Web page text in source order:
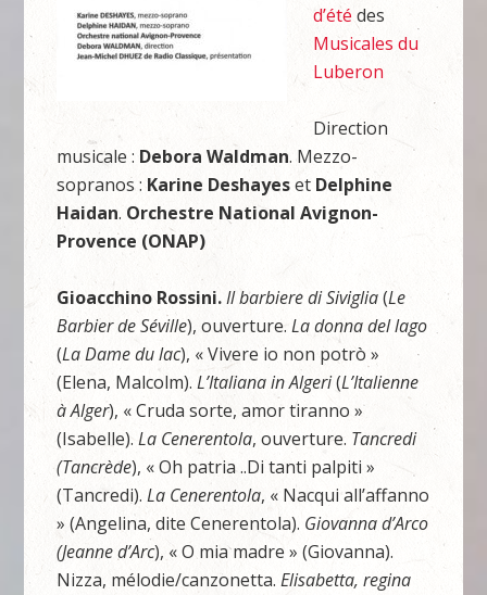
d’été des
Musicales du
Luberon
Direction
musicale : Debora Waldman. Mezzo-
sopranos : Karine Deshayeset Delphine
Haidan. Orchestre National Avignon-
Provence (ONAP)
Gioacchino Rossini.Il barbiere di Siviglia(Le
Barbier de Séville), ouverture.La donna del lago
(La Dame dulac), « Vivere io non potrò »
(Elena, Malcolm).L’Italiana in Algeri(L’Italienne
à Alger), « Cruda sorte, amor tiranno »
(Isabelle).La Cenerentola, ouverture. Tancredi
(Tancrède), « Oh patria ..Di tanti palpiti »
(Tancredi).La Cenerentola, « Nacqui all’affanno
» (Angelina, dite Cenerentola). Giovanna d’Arco
(Jeanne d’Arc), « O mia madre » (Giovanna).
Nizza, mélodie/canzonetta.Elisabetta, regina